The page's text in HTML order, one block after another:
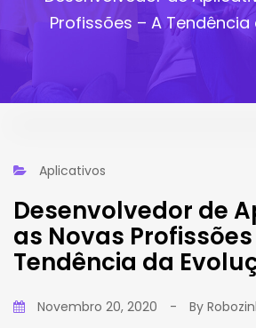
Profissões – A
Aplicativos
Desenvolvedor de
as Novas Profissões
Tendência da
Novembro 20, 2020 - By